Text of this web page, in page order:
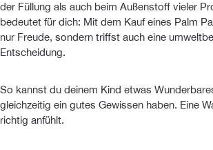
der Füllung als auch beim Außenstoff vieler
bedeutet für dich: Mit dem Kauf eines Palm
nur Freude, sondern triffst auch eine
Entscheidung.
So kannst du deinem Kind etwas
gleichzeitig ein gutes Gewissen haben. Eine
richtig anfühlt.